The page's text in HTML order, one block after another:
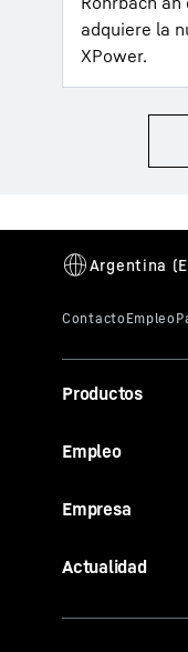
adquiere la
XPower.
Productos
Empleo
Empresa
Actualidad